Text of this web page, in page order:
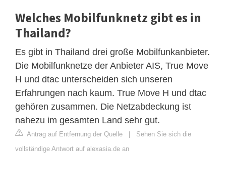
Welches Mobilfunknetz gibt es in
Thailand?
Es gibt in Thailand drei große Mobilfunkanbieter.
Die Mobilfunknetze der Anbieter AIS, True Move
H und dtac unterscheiden sich unseren
Erfahrungen nach kaum. True Move H und dtac
gehören zusammen. Die Netzabdeckung ist
nahezu im gesamten Land sehr gut.
Antrag auf Entfernung der Quelle | Sehen Sie sich die
vollständige Antwort auf alexasia.de an